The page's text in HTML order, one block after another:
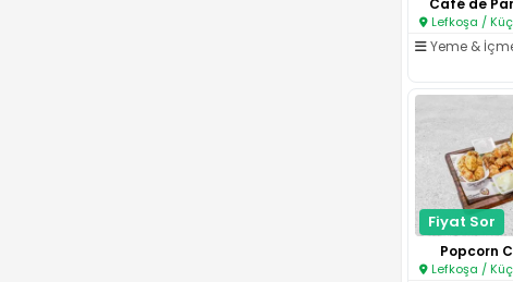
Café de
Lefkoşa /
Yeme &
Fiyat Sor
Popcorn
Lefkoşa /